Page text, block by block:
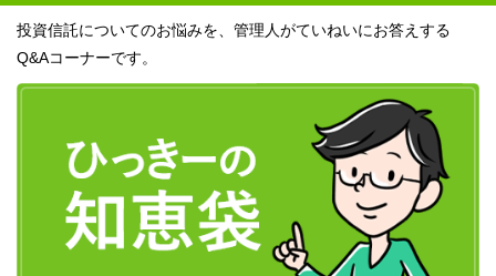
投資信託についてのお悩みを、管理人がていねいにお答えする
Q&Aコーナーです。